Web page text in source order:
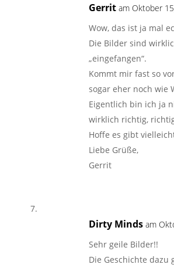
Gerrit am Oktober
Wow, das ist ja mal
Die Bilder sind
„eingefangen“.
Kommt mir fast so
sogar eher noch wie
Eigentlich bin ich ja
wirklich richtig,
Hoffe es gibt
Liebe Grüße,
Gerrit
Dirty Minds am
Sehr geile Bilder!!
Die Geschichte